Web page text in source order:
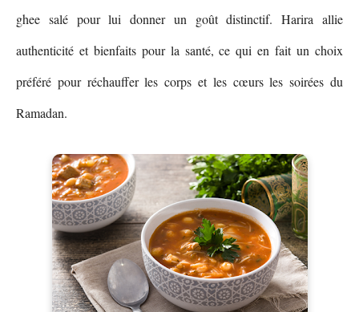
ghee salé pour lui donner un goût distinctif. Harira allie
authenticité et bienfaits pour la santé, ce qui en fait un choix
préféré pour réchauffer les corps et les cœurs les soirées du
Ramadan.